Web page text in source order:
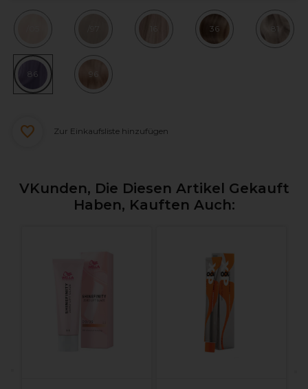
36 81
86 96
Zur Einkaufsliste hinzufügen
VKunden, Die Diesen Artikel Gekauft
Haben, Kauften Auch: